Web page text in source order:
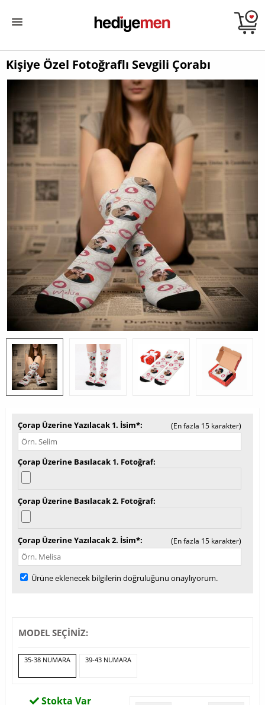
Kişiye Özel Fotoğraflı Sevgili Çorabı
Çorap Üzerine Yazılacak 1. İsim* (En fazla 15 karakter)
Çorap Üzerine Basılacak 1. Fotoğraf
Çorap Üzerine Basılacak 2. Fotoğraf
Çorap Üzerine Yazılacak 2. İsim* (En fazla 15 karakter)
Ürüne eklenecek bilgilerin doğruluğunu onaylıyorum.
MODEL SEÇİNİZ:
35-38 NUMARA 39-43 NUMARA
Stokta Var